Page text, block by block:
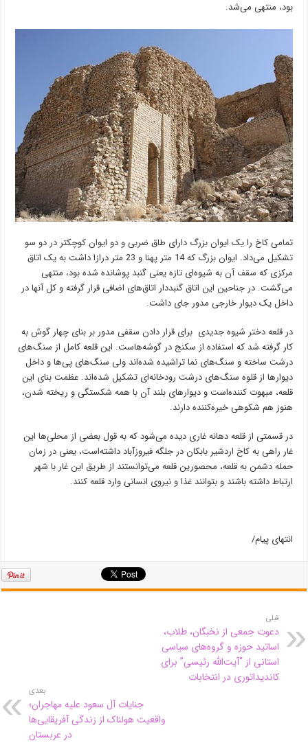
بود، منتهی می‌شد.
تمامی کاخ را یک ایوان بزرگ دارای طاق ضربی و دو ایوان کوچکتر در دو سو
تشکیل می‌داد. ایوان بزرگ که 14 متر پهنا و 23 متر درازا داشت به یک اتاق
مرکزی که سقف آن به شیوه‌ای تازه یعنی گنبد پوشانده شده بود، منتهی
می‌گشت. در جناحین این اتاق گنبددار اتاق‌های اضافی قرار گرفته و کل آنها در
داخل یک دیوار خارجی مدور جای داشت.
در قلعه دختر شیوه جدیدی برای قرار دادن سقفی مدور بر بنای چهار گوش به
کار گرفته شد که استفاده از سکنج در گوشه‌هاست. این قلعه کامل از سنگ‌های
درشت ساخته و سنگ‌های نما تراشیده شده‌اند ولی سنگ‌های پی‌ها و داخل
دیوارها از قلوه سنگ‌های درشت رودخانه‌ای تشکیل شده‌اند. عظمت بنای این
قلعه، مبهوت کننده‌است و دیوارهای بلند آن با همه شکستگی و ریخته شدن،
هنوز هم شکوهی خیره‌کننده دارند.
در قسمتی از قلعه دهانه غاری دیده می‌شود که به قول بعضی از محلی‌ها این
غار راهی به کاخ اردشیر بابکان در جلگه فیروزآباد داشته‌است، یعنی در زمان
حمله دشمن به قلعه، محصورین قلعه می‌توانستند از طریق این غار با شهر
ارتباط داشته باشند و بتوانند غذا و نیروی انسانی وارد قلعه کنند.
انتهای پیام/
قبلی
دعوت جمعی از نخبگان، طلاب،
اساتید حوزه و گروه‌های سیاسی
استانی از “آیت‌الله رئیسی” برای
کاندیداتوری در انتخابات ‌
بعدی
جنایات آل سعود علیه مهاجران؛
واقعیت هولناک از زندگی آفریقایی‌ها
در عربستان